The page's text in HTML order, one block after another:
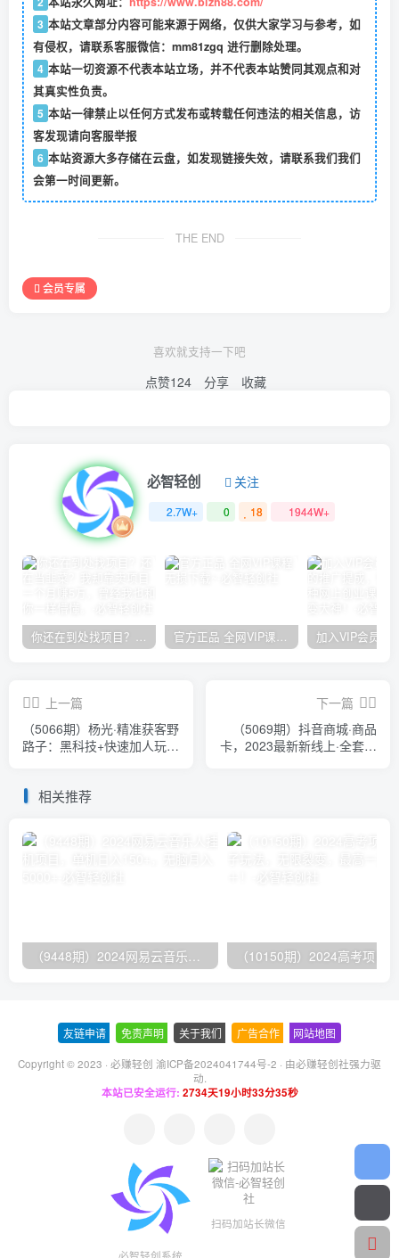
3 本站文章部分内容可能来源于网络，仅供大家学习与参考，如
有侵权，请联系客服微信：mm81zgq 进行删除处理。
4 本站一切资源不代表本站立场，并不代表本站赞同其观点和对
其真实性负责。
5 本站一律禁止以任何方式发布或转载任何违法的相关信息，访
客发现请向客服举报
6 本站资源大多存储在云盘，如发现链接失效，请联系我们我们
会第一时间更新。
THE END
会员专属
喜欢就支持一下吧
点赞124 分享 收藏
必智轻创 关注
2.7W+ 0 18 1944W+
你还在到处找项目？还在当韭菜？我却靠卖项目一个月赚5万，曾经我也和你一样懵懂。 官方正品 全网VIP课程 无损下载~
上一篇
（5066期）杨光·精准获客野
路子：黑科技+快速加人玩法
下一篇
（5069期）抖音商城·商品
卡，2023最新新线上·全套运
相关推荐
友链申请 免责声明 关于我们 广告合作 网站地图
Copyright © 2023 · 必赚轻创 渝ICP备2024041744号-2 · 由必赚轻创社强力驱
动.
本站已安全运行: 2734天19小时33分36秒
扫码加站长微信